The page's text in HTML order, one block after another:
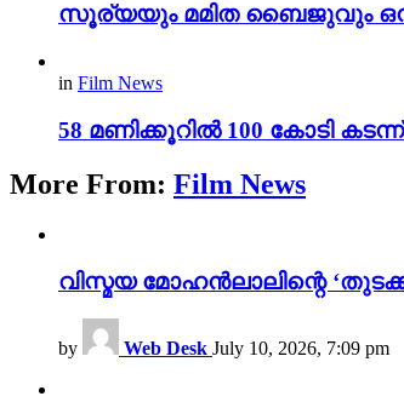
സൂര്യയും മമിത ബൈജുവും
in Film News
58 മണിക്കൂറിൽ 100 കോടി
More From: Film News
വിസ്മയ മോഹൻലാലിന്റെ
by Web Desk July 10, 2026, 7:09 pm